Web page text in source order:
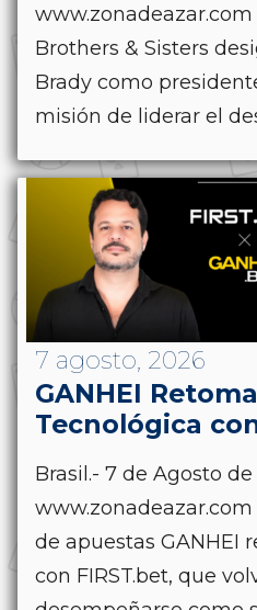
Brothers & Sisters
Brady como
misión de liderar el
7 agosto, 2026
GANHEI
Tecnológica
Brasil.- 7 de Agosto de
de apuestas GANHEI
con FIRST.bet, que